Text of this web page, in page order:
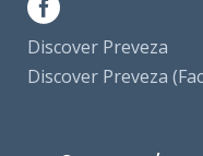
Discover Preveza
Discover Preveza